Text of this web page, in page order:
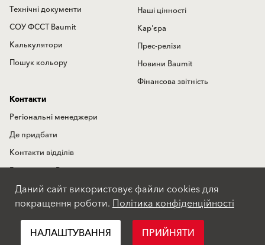
Технічні документи
СОУ ФССТ Baumit
Калькулятори
Пошук кольору
Наші цінності
Кар'єра
Прес-релізи
Новини Baumit
Фінансова звітність
Контакти
Регіональні менеджери
Де придбати
Контакти відділів
Гаряча лінія Baumit
Міжнародні представництва
Форма зворотного зв'язку
Даний сайт використовує файли cookies для
покращення роботи.Політика конфіденційності
НАЛАШТУВАННЯ
ПРИЙНЯТИ